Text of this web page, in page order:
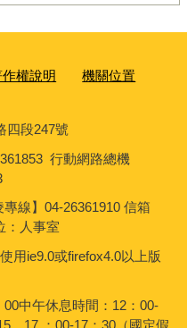
作權說明 機關位置
四段247號
行動網路總機
線】04-26361910 信箱
：人事室
用ie9.0或firefox4.0以上版
00中午休息時間：12：00-
、17 ：00-17：30（國定假